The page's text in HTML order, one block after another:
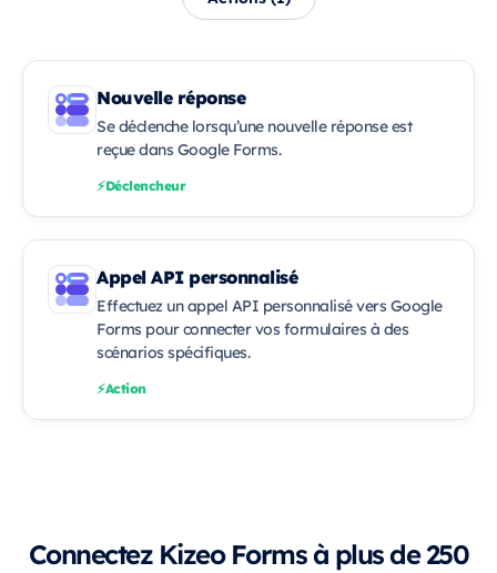
Nouvelle réponse
Se déclenche lorsqu’une nouvelle réponse est
reçue dans Google Forms.
Déclencheur
Appel API personnalisé
Effectuez un appel API personnalisé vers Google
Forms pour connecter vos formulaires à des
scénarios spécifiques.
Action
Connectez Kizeo Forms à plus de 250